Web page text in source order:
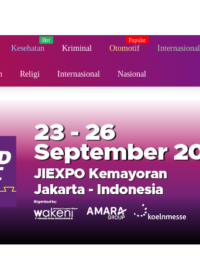
Kesehatan Kriminal Otomotif Internasional
Religi Internasional Nasional